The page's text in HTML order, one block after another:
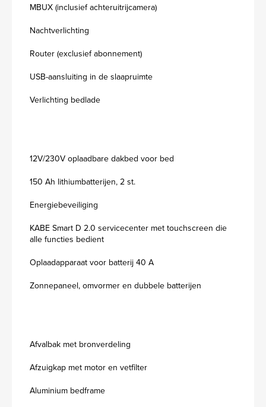
MBUX (inclusief achteruitrijcamera)
Nachtverlichting
Router (exclusief abonnement)
USB-aansluiting in de slaapruimte
Verlichting bedlade
12V/230V oplaadbare dakbed voor bed
150 Ah lithiumbatterijen, 2 st.
Energiebeveiliging
KABE Smart D 2.0 servicecenter met touchscreen die
alle functies bedient
Oplaadapparaat voor batterij 40 A
Zonnepaneel, omvormer en dubbele batterijen
Afvalbak met bronverdeling
Afzuigkap met motor en vetfilter
Aluminium bedframe